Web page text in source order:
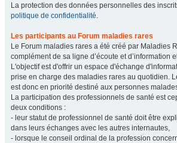
La protection des données personnelles des
politique de confidentialité.
Les participants au Forum maladies rares
Le Forum maladies rares a été créé par Maladies
complément de sa ligne d’écoute et d’information
L'objectif est d'offrir un espace d'échange
prise en charge des maladies rares au quotidien.
est donc en priorité destiné aux personnes
La participation des professionnels de santé est
deux conditions :
- leur statut de professionnel de santé doit être
dans leurs échanges avec les autres internautes,
- lorsque le conseil ordinal de la profession